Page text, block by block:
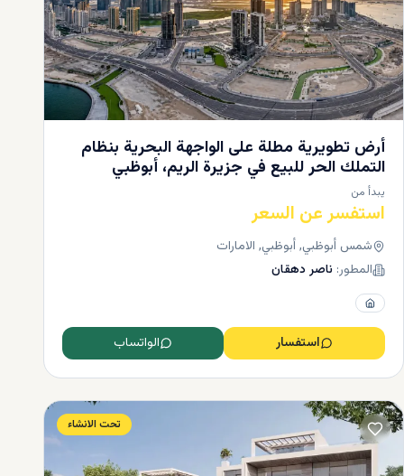
من 17 عامًا من الخبرة،
وهي
أرض تطويرية مطلة على الواجهة البحرية بنظام
التملك الحر للبيع في جزيرة الريم، أبوظبي
يبدأ من
استفسر عن السعر
شمس أبوظبي, أبوظبي, الامارات
المطور: ناصر دهقان
استفسار الواتساب
تحت الانشاء